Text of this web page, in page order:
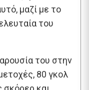
μαζί με το
του
του στην
80 γκολ